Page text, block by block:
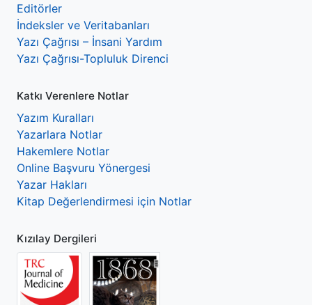
Editörler
İndeksler ve Veritabanları
Yazı Çağrısı – İnsani Yardım
Yazı Çağrısı-Topluluk Direnci
Katkı Verenlere Notlar
Yazım Kuralları
Yazarlara Notlar
Hakemlere Notlar
Online Başvuru Yönergesi
Yazar Hakları
Kitap Değerlendirmesi için Notlar
Kızılay Dergileri